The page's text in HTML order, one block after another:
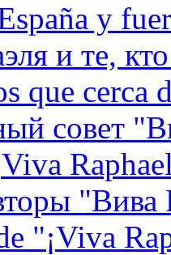
y
и те,
que cerca
совет
"Вива
"¡Viva